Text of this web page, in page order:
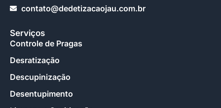
contato@dedetizacaojau.com.br
Serviços
Controle de Pragas
Desratização
Descupinização
Desentupimento